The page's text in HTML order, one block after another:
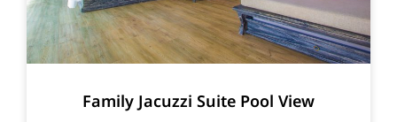
Family Jacuzzi Suite Pool View